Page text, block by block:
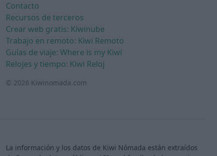
Contacto
Recursos de terceros
Crear web gratis: Kiwinube
Trabajo en remoto: Kiwi Remoto
Guías de viaje: Where is my Kiwi
Relojes y tiempo: Kiwi Reloj
© 2026 Kiwinomada.com
La información y los datos de Kiwi Nómada están extraídos